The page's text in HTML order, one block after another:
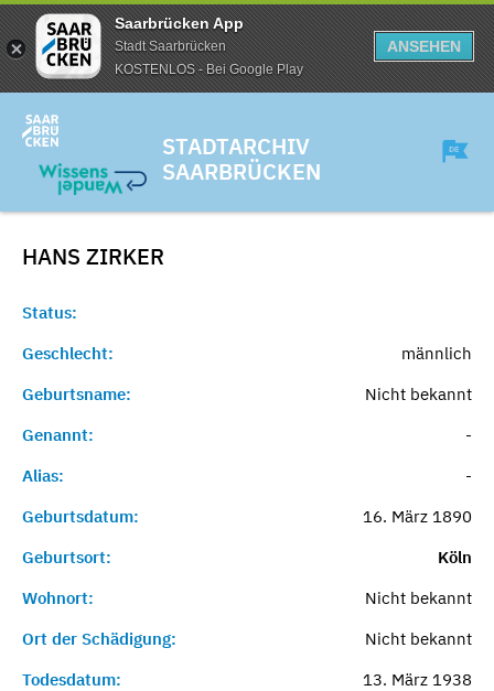
Saarbrücken App
Stadt Saarbrücken
KOSTENLOS - Bei Google Play
ANSEHEN
STADTARCHIV
SAARBRÜCKEN
HANS ZIRKER
Status:
Geschlecht:
männlich
Geburtsname:
Nicht bekannt
Genannt:
-
Alias:
-
Geburtsdatum:
16. März 1890
Geburtsort:
Köln
Wohnort:
Nicht bekannt
Ort der Schädigung:
Nicht bekannt
Todesdatum:
13. März 1938